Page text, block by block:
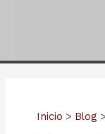
Inicio Blog